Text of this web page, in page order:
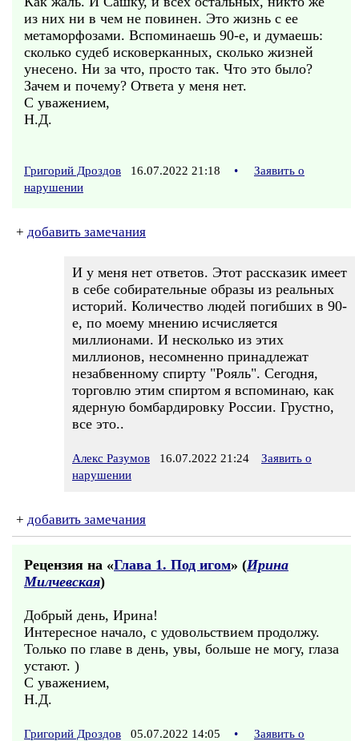
из них ни в чем не повинен. Это жизнь с ее
метаморфозами. Вспоминаешь 90-е, и думаешь:
сколько судеб исковерканных, сколько жизней
унесено. Ни за что, просто так. Что это было?
Зачем и почему? Ответа у меня нет.
С уважением,
Н.Д.
Григорий Дроздов 16.07.2022 21:18 •
Заявить о
нарушении
+ добавить замечания
И у меня нет ответов. Этот рассказик имеет
в себе собирательные образы из реальных
историй. Количество людей погибших в 90-
е, по моему мнению исчисляется
миллионами. И несколько из этих
миллионов, несомненно принадлежат
незабвенному спирту "Рояль". Сегодня,
торговлю этим спиртом я вспоминаю, как
ядерную бомбардировку России. Грустно,
все это..
Алекс Разумов 16.07.2022 21:24
Заявить о
нарушении
+ добавить замечания
Рецензия на «Глава 1. Под игом» (Ирина
Милчевская)
Добрый день, Ирина!
Интересное начало, с удовольствием продолжу.
Только по главе в день, увы, больше не могу, глаза
устают. )
С уважением,
Н.Д.
Григорий Дроздов 05.07.2022 14:05 •
Заявить о